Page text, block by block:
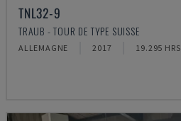
TNL32-9
TRAUB - TOUR DE TYPE SUISSE
ALLEMAGNE 2017 19.295 HRS